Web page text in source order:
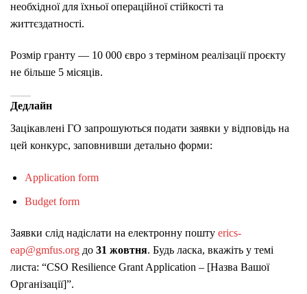
необхідної для їхньої операційної стійкості та
життєздатності.
Розмір гранту — 10 000 євро з терміном реалізації проєкту
не більше 5 місяців.
Дедлайн
Зацікавлені ГО запрошуються подати заявки у відповідь на
цей конкурс, заповнивши детально форми:
Application form
Budget form
Заявки слід надіслати на електронну пошту erics-
eap@gmfus.org до 31 жовтня. Будь ласка, вкажіть у темі
листа: “CSO Resilience Grant Application – [Назва Вашої
Організації]”.